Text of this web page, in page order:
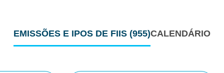
EMISSÕES E IPOS DE FIIS (955)CALENDÁRIO